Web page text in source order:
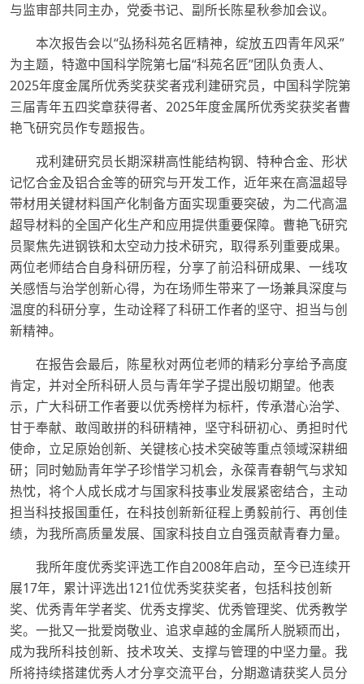
与监审部共同主办，党委书记、副所长陈星秋参加会议。
本次报告会以“弘扬科苑名匠精神，绽放五四青年风采”
为主题，特邀中国科学院第七届“科苑名匠”团队负责人、
2025年度金属所优秀奖获奖者戎利建研究员，中国科学院第
三届青年五四奖章获得者、2025年度金属所优秀奖获奖者曹
艳飞研究员作专题报告。
戎利建研究员长期深耕高性能结构钢、特种合金、形状
记忆合金及铝合金等的研究与开发工作，近年来在高温超导
带材用关键材料国产化制备方面实现重要突破，为二代高温
超导材料的全国产化生产和应用提供重要保障。曹艳飞研究
员聚焦先进钢铁和太空动力技术研究，取得系列重要成果。
两位老师结合自身科研历程，分享了前沿科研成果、一线攻
关感悟与治学创新心得，为在场师生带来了一场兼具深度与
温度的科研分享，生动诠释了科研工作者的坚守、担当与创
新精神。
在报告会最后，陈星秋对两位老师的精彩分享给予高度
肯定，并对全所科研人员与青年学子提出殷切期望。他表
示，广大科研工作者要以优秀榜样为标杆，传承潜心治学、
甘于奉献、敢闯敢拼的科研精神，坚守科研初心、勇担时代
使命，立足原始创新、关键核心技术突破等重点领域深耕细
研；同时勉励青年学子珍惜学习机会，永葆青春朝气与求知
热忱，将个人成长成才与国家科技事业发展紧密结合，主动
担当科技报国重任，在科技创新新征程上勇毅前行、再创佳
绩，为我所高质量发展、国家科技自立自强贡献青春力量。
我所年度优秀奖评选工作自2008年启动，至今已连续开
展17年，累计评选出121位优秀奖获奖者，包括科技创新
奖、优秀青年学者奖、优秀支撑奖、优秀管理奖、优秀教学
奖。一批又一批爱岗敬业、追求卓越的金属所人脱颖而出，
成为我所科技创新、技术攻关、支撑与管理的中坚力量。我
所将持续搭建优秀人才分享交流平台，分期邀请获奖人员分